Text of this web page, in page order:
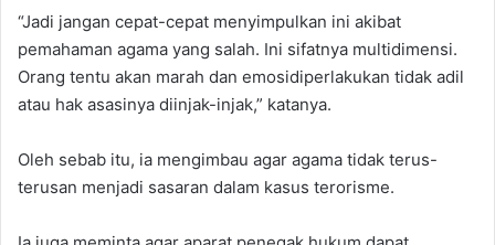
“Jadi jangan cepat-cepat menyimpulkan ini akibat
pemahaman agama yang salah. Ini sifatnya multidimensi.
Orang tentu akan marah dan emosidiperlakukan tidak adil
atau hak asasinya diinjak-injak,” katanya.
Oleh sebab itu, ia mengimbau agar agama tidak terus-
terusan menjadi sasaran dalam kasus terorisme.